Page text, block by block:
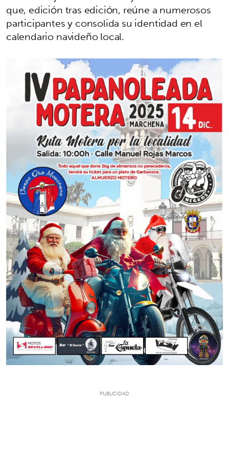
que, edición tras edición, reúne a numerosos
participantes y consolida su identidad en el
calendario navideño local.